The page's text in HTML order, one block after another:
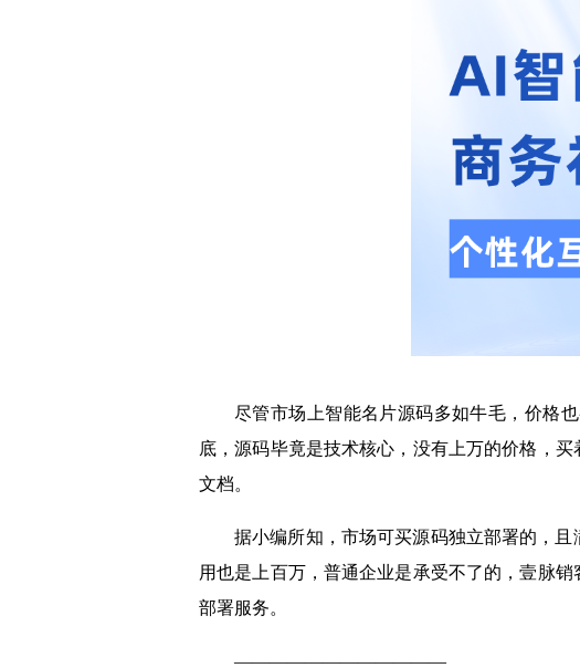
尽管市场上智能名片源码多如牛毛，价格
底，源码毕竟是技术核心，没有上万的价格，
文档。
据小编所知，市场可买源码独立部署的，
用也是上百万，普通企业是承受不了的，壹脉
部署服务。
————————————